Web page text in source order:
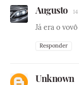
Augusto
Já era o
Responder
Unknown